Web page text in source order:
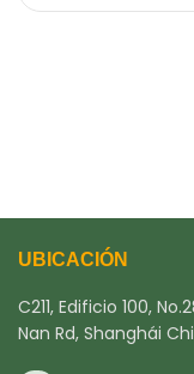
UBICACIÓN
C211, Edificio 100,
Nan Rd, Shanghái